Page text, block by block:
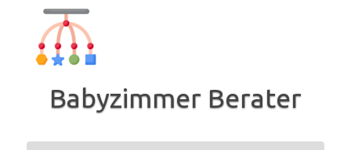
Inhalt
springen
Babyzimmer Berater